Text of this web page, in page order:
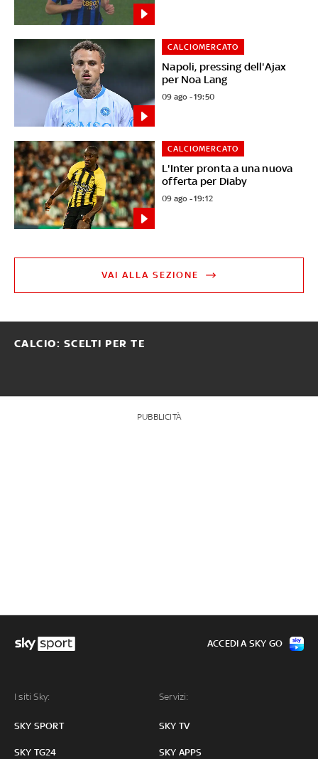
Napoli, pressing dell'Ajax
per Noa Lang
CALCIOMERCATO
09 ago - 19:50
L'Inter pronta a una nuova
offerta per Diaby
CALCIOMERCATO
09 ago - 19:12
VAI ALLA SEZIONE
CALCIO: SCELTI PER TE
PUBBLICITÀ
I siti Sky:
SKY SPORT
SKY TG24
Servizi:
SKY TV
SKY APPS
ACCEDI A SKY GO